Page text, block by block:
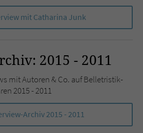
mit Catharina Junk
2015 - 2011
mit Autoren & Co. auf Belletristik-
2015 - 2011
Archiv 2015 - 2011